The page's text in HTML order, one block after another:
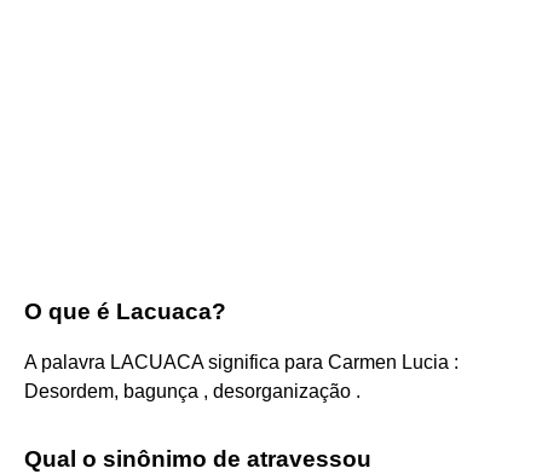
O que é Lacuaca?
A palavra LACUACA significa para Carmen Lucia :
Desordem, bagunça , desorganização .
Qual o sinônimo de atravessou